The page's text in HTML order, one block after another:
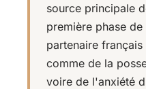
source principale
première phase
partenaire
comme de la
voire de l'anxiété